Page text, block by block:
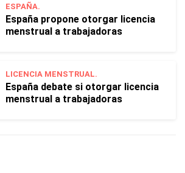
ESPAÑA.
España propone otorgar licencia
menstrual a trabajadoras
LICENCIA MENSTRUAL.
España debate si otorgar licencia
menstrual a trabajadoras